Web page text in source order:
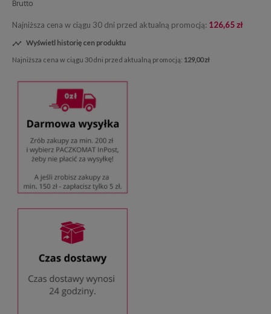
Brutto
Najniższa cena w ciągu 30 dni przed aktualną promocją: 126,65 zł
 Wyświetl historię cen produktu
Najniższa cena w ciągu 30 dni przed aktualną promocją: 129,00 zł